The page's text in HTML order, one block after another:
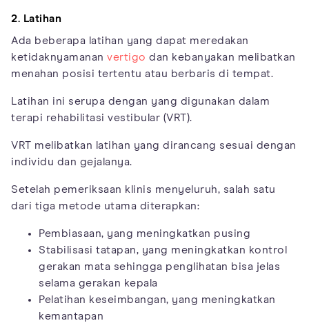
2. Latihan
Ada beberapa latihan yang dapat meredakan
ketidaknyamanan vertigo dan kebanyakan melibatkan
menahan posisi tertentu atau berbaris di tempat.
Latihan ini serupa dengan yang digunakan dalam
terapi rehabilitasi vestibular (VRT).
VRT melibatkan latihan yang dirancang sesuai dengan
individu dan gejalanya.
Setelah pemeriksaan klinis menyeluruh, salah satu
dari tiga metode utama diterapkan:
Pembiasaan, yang meningkatkan pusing
Stabilisasi tatapan, yang meningkatkan kontrol
gerakan mata sehingga penglihatan bisa jelas
selama gerakan kepala
Pelatihan keseimbangan, yang meningkatkan
kemantapan